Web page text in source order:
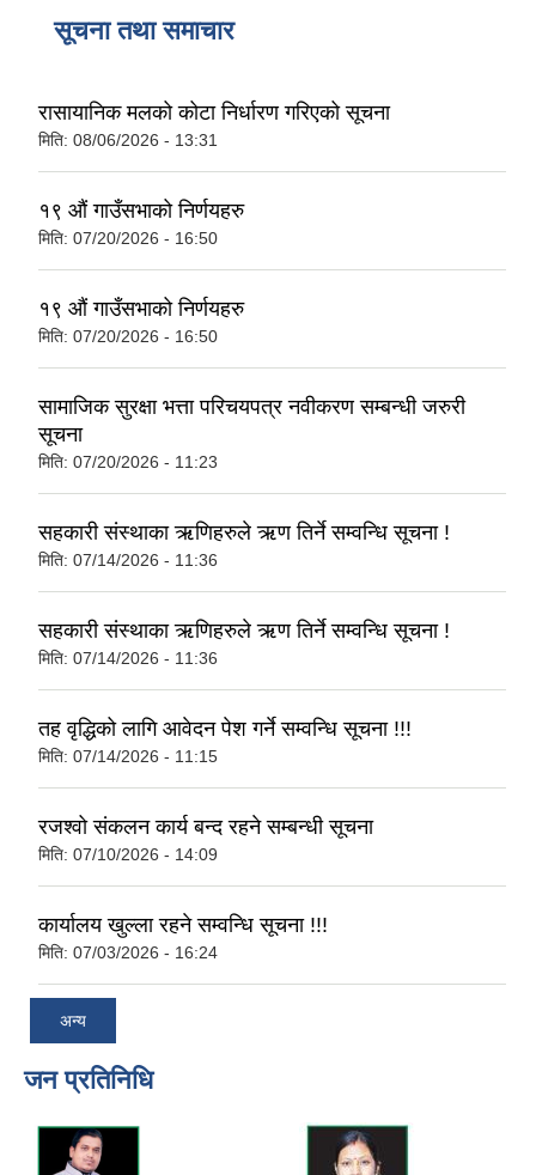
सूचना तथा समाचार
रासायानिक मलको कोटा निर्धारण गरिएको सूचना
मिति: 08/06/2026 - 13:31
१९ औं गाउँसभाको निर्णयहरु
मिति: 07/20/2026 - 16:50
१९ औं गाउँसभाको निर्णयहरु
मिति: 07/20/2026 - 16:50
सामाजिक सुरक्षा भत्ता परिचयपत्र नवीकरण सम्बन्धी जरुरी
सूचना
मिति: 07/20/2026 - 11:23
सहकारी संस्थाका ऋणिहरुले ऋण तिर्ने सम्वन्धि सूचना !
मिति: 07/14/2026 - 11:36
सहकारी संस्थाका ऋणिहरुले ऋण तिर्ने सम्वन्धि सूचना !
मिति: 07/14/2026 - 11:36
तह वृद्धिको लागि आवेदन पेश गर्ने सम्वन्धि सूचना !!!
मिति: 07/14/2026 - 11:15
रजश्वो संकलन कार्य बन्द रहने सम्बन्धी सूचना
मिति: 07/10/2026 - 14:09
कार्यालय खुल्ला रहने सम्वन्धि सूचना !!!
मिति: 07/03/2026 - 16:24
अन्य
जन प्रतिनिधि